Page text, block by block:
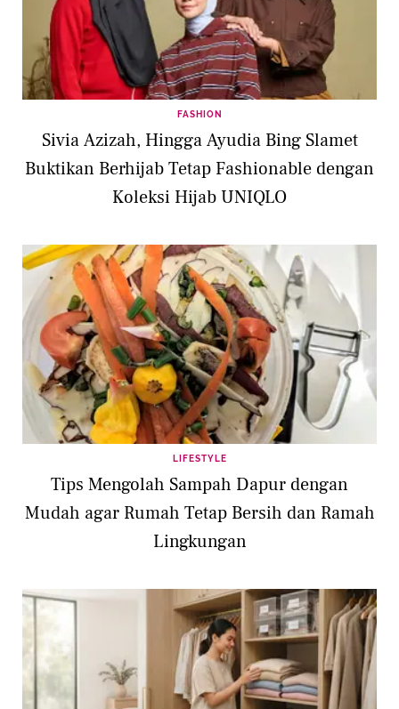
FASHION
Sivia Azizah, Hingga Ayudia Bing Slamet
Buktikan Berhijab Tetap Fashionable dengan
Koleksi Hijab UNIQLO
LIFESTYLE
Tips Mengolah Sampah Dapur dengan
Mudah agar Rumah Tetap Bersih dan Ramah
Lingkungan